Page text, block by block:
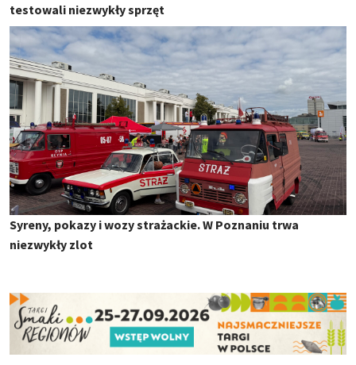
testowali niezwykły sprzęt
Syreny, pokazy i wozy strażackie. W Poznaniu trwa
niezwykły zlot